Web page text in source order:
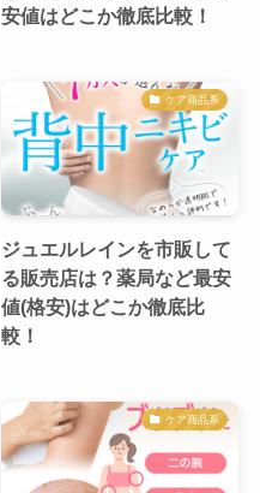
安値はどこか徹底比較！
ケア商品系
ジュエルレインを市販して
る販売店は？薬局など最安
値(格安)はどこか徹底比
較！
ケア商品系